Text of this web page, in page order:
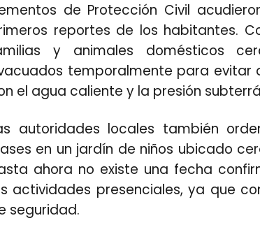
de Protección Civil
reportes de los habitantes.
y animales domésticos
temporalmente para evitar
el agua caliente y la presión
autoridades locales también
en un jardín de niños ubicado
ahora no existe una fecha
actividades presenciales, ya que
seguridad.